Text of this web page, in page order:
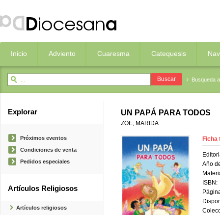
Inicio Adviento Cuaresma Catequesis
Busqueda
Explorar
Próximos eventos
Condiciones de venta
Pedidos especiales
Artículos Religiosos
Artículos religiosos
UN PAPÁ PARA TODOS
ZOE, MARIDA
Ficha
Año
ISBN: